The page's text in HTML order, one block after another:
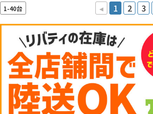
1-40台 ◂ 1 2 3